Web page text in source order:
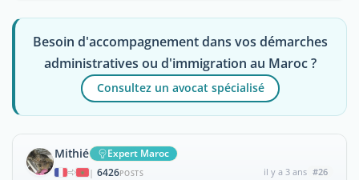
Besoin d'accompagnement dans vos démarches
administratives ou d'immigration au Maroc ?
Consultez un avocat spécialisé
Mithié Expert Maroc
| 6426POSTS il y a 3 ans #26